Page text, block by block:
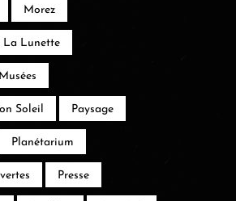
Morez
La Lunette
Soleil Paysage
Planétarium
Presse